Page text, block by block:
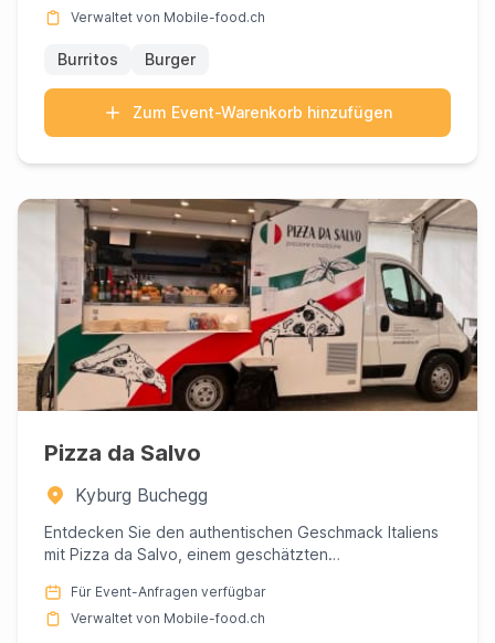
Verwaltet von Mobile-food.ch
Burritos Burger
Zum Event-Warenkorb hinzufügen
Pizza da Salvo
Kyburg Buchegg
Entdecken Sie den authentischen Geschmack Italiens
mit Pizza da Salvo, einem geschätzten
Für Event-Anfragen verfügbar
Verwaltet von Mobile-food.ch